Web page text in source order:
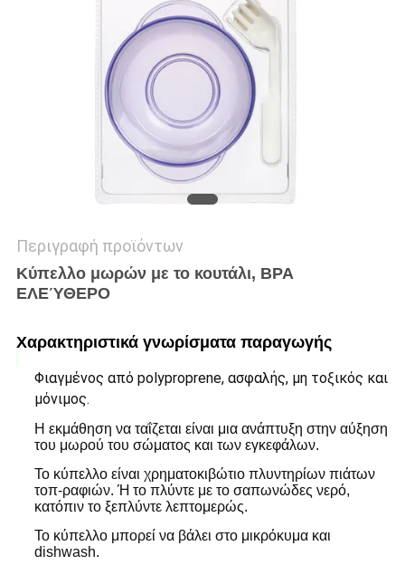
Περιγραφή προϊόντων
Κύπελλο μωρών με το κουτάλι, BPA
ΕΛΕΎΘΕΡΟ
Χαρακτηριστικά γνωρίσματα παραγωγής
Φιαγμένος από polyproprene, ασφαλής, μη τοξικός και
μόνιμος.
Η εκμάθηση να ταΐζεται είναι μια ανάπτυξη στην αύξηση
του μωρού του σώματος και των εγκεφάλων.
Το κύπελλο είναι χρηματοκιβώτιο πλυντηρίων πιάτων
τοπ-ραφιών. Ή το πλύντε με το σαπωνώδες νερό,
κατόπιν το ξεπλύντε λεπτομερώς.
Το κύπελλο μπορεί να βάλει στο μικρόκυμα και
dishwash.